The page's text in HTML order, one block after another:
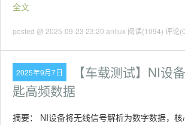
全文
posted @ 2025-09-23 23:20 anliux 阅读(1094) 评论
2025年9月7日
【车载测试】NI设
匙高频数据
摘要： NI设备将无线信号解析为数字数据，核